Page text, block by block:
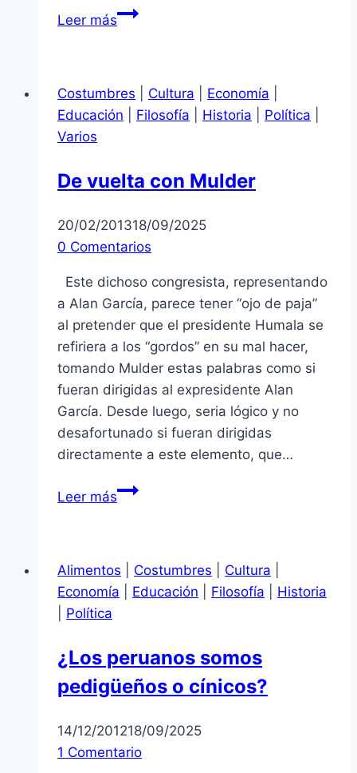
Leer másLima:
en
jardines
Costumbres Cultura Economía
Educación
Filosofía Historia Política
Varios
De vuelta con Mulder
20/02/201318/09/2025
0 Comentarios
Este dichoso congresista, representando
a Alan García, parece tener “ojo de paja”
al pretender que el presidente Humala se
refiriera a los “gordos” en su mal hacer,
tomando Mulder estas palabras como si
fueran dirigidas al expresidente Alan
García. Desde luego, seria lógico y no
desafortunado si fueran dirigidas
directamente a este elemento, que…
Leer másDe
Alimentos
Costumbres Cultura
Economía
Educación Filosofía
Historia
Política
¿Los peruanos somos
pedigüeños o cínicos?
14/12/201218/09/2025
1 Comentario